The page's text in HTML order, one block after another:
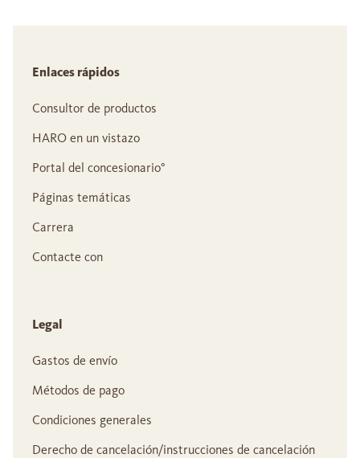
Enlaces rápidos
Consultor de productos
HARO en un vistazo
Portal del concesionario°
Páginas temáticas
Carrera
Contacte con
Legal
Gastos de envío
Métodos de pago
Condiciones generales
Derecho de cancelación/instrucciones de cancelación